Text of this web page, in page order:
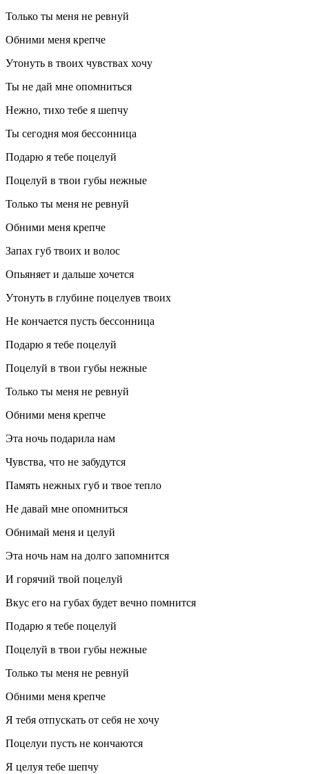
Только ты меня не ревнуй
Обними меня крепче
Утонуть в твоих чувствах хочу
Ты не дай мне опомниться
Нежно, тихо тебе я шепчу
Ты сегодня моя бессонница
Подарю я тебе поцелуй
Поцелуй в твои губы нежные
Только ты меня не ревнуй
Обними меня крепче
Запах губ твоих и волос
Опьяняет и дальше хочется
Утонуть в глубине поцелуев твоих
Не кончается пусть бессонница
Подарю я тебе поцелуй
Поцелуй в твои губы нежные
Только ты меня не ревнуй
Обними меня крепче
Эта ночь подарила нам
Чувства, что не забудутся
Память нежных губ и твое тепло
Не давай мне опомниться
Обнимай меня и целуй
Эта ночь нам на долго запомнится
И горячий твой поцелуй
Вкус его на губах будет вечно помнится
Подарю я тебе поцелуй
Поцелуй в твои губы нежные
Только ты меня не ревнуй
Обними меня крепче
Я тебя отпускать от себя не хочу
Поцелуи пусть не кончаются
Я целуя тебе шепчу